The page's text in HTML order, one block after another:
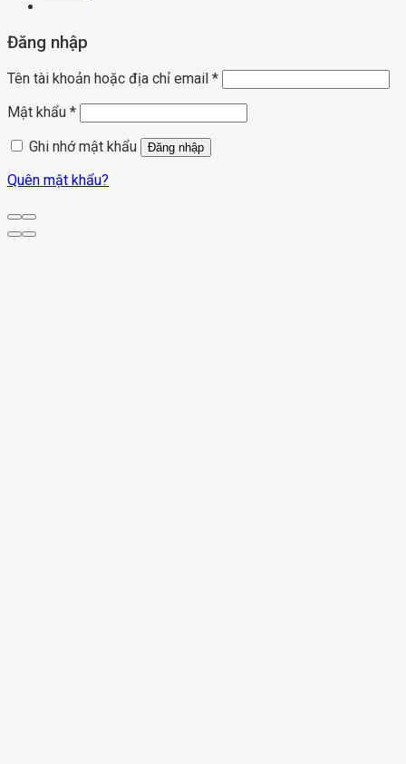
Đăng nhập
Tên tài khoản hoặc địa chỉ email *
Mật khẩu *
Ghi nhớ mật khẩu
Đăng nhập
Quên mật khẩu?